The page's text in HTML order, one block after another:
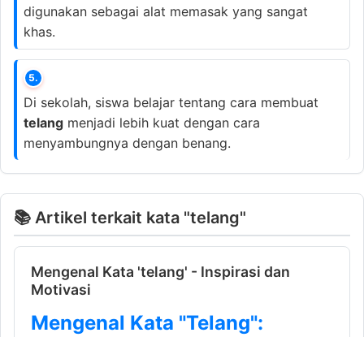
digunakan sebagai alat memasak yang sangat
khas.
5.
Di sekolah, siswa belajar tentang cara membuat
telang menjadi lebih kuat dengan cara
menyambungnya dengan benang.
📚 Artikel terkait kata "telang"
Mengenal Kata 'telang' - Inspirasi dan
Motivasi
Mengenal Kata "Telang":